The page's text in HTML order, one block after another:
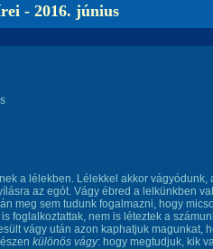
- 2016. június
a lélekben. Lélekkel akkor vágyódunk,
az egót. Vágy ébred a lelkünkben
meg sem tudunk fogalmazni, hogy
foglalkoztattak, nem is léteztek a
vágy után azon kaphatjuk magunkat,
különös vágy: hogy megtudjuk, kik